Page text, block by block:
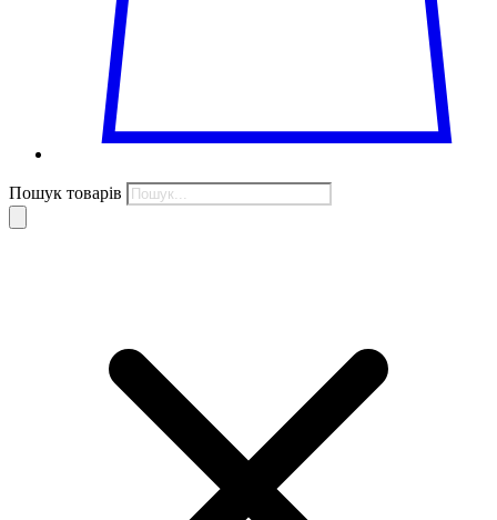
Пошук товарів